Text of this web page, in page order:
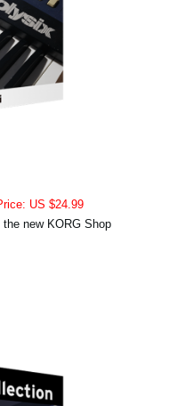
US $24.99
new KORG Shop